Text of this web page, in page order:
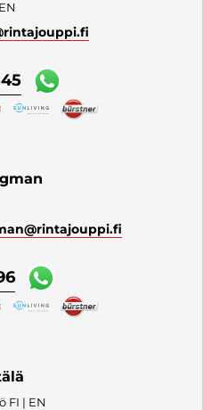
@rintajouppi.fi
FI | EN